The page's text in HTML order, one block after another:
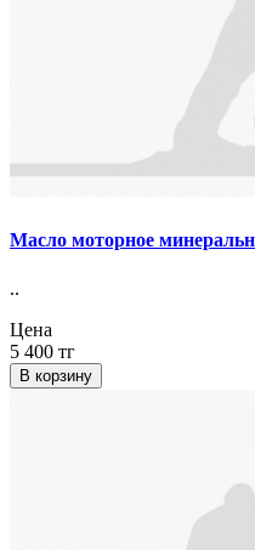
Масло моторное
..
Цена
5 400 тг
В корзину